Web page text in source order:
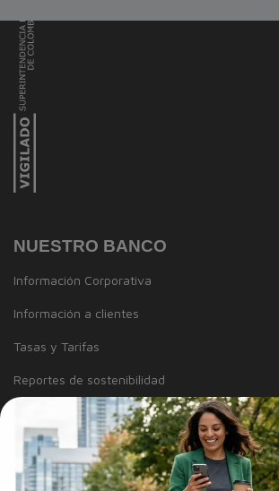
NUESTRO BANCO
Información Corporativa
Información a clientes
Tasas y Tarifas
Reportes de sostenibilidad
Trabaja con Nosotros
Canal de integridad
Proveedores